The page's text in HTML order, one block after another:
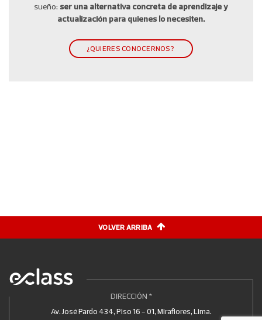
sueño: ser una alternativa concreta de aprendizaje y
actualización para quienes lo necesiten.
¿QUIERES CONOCERNOS?
VOLVER ARRIBA
DIRECCIÓN *
Av. José Pardo 434, Piso 16 - 01, Miraflores, Lima.